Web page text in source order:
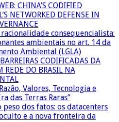
CHINA’S CODIFIED
NETWORKED DEFENSE IN
consequencialista:
ambientais no art. 14 da
Ambiental (LGLA)
CODIFICADAS DA
REDE DO BRASIL NA
Valores, Tecnologia e
das Terras Raras”
dos fatos: os datacenters
e a nova fronteira da